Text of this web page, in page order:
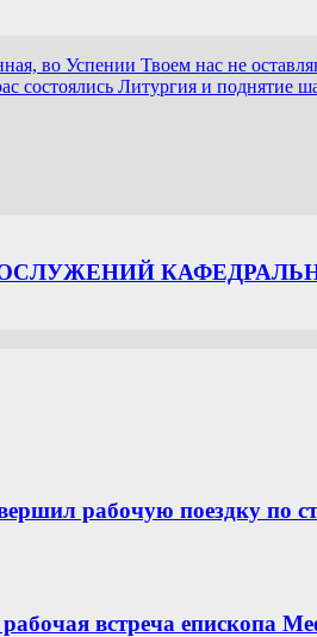
во Успении Твоем нас не
состоялись Литургия и поднятие
рабочую поездку по
встреча епископа